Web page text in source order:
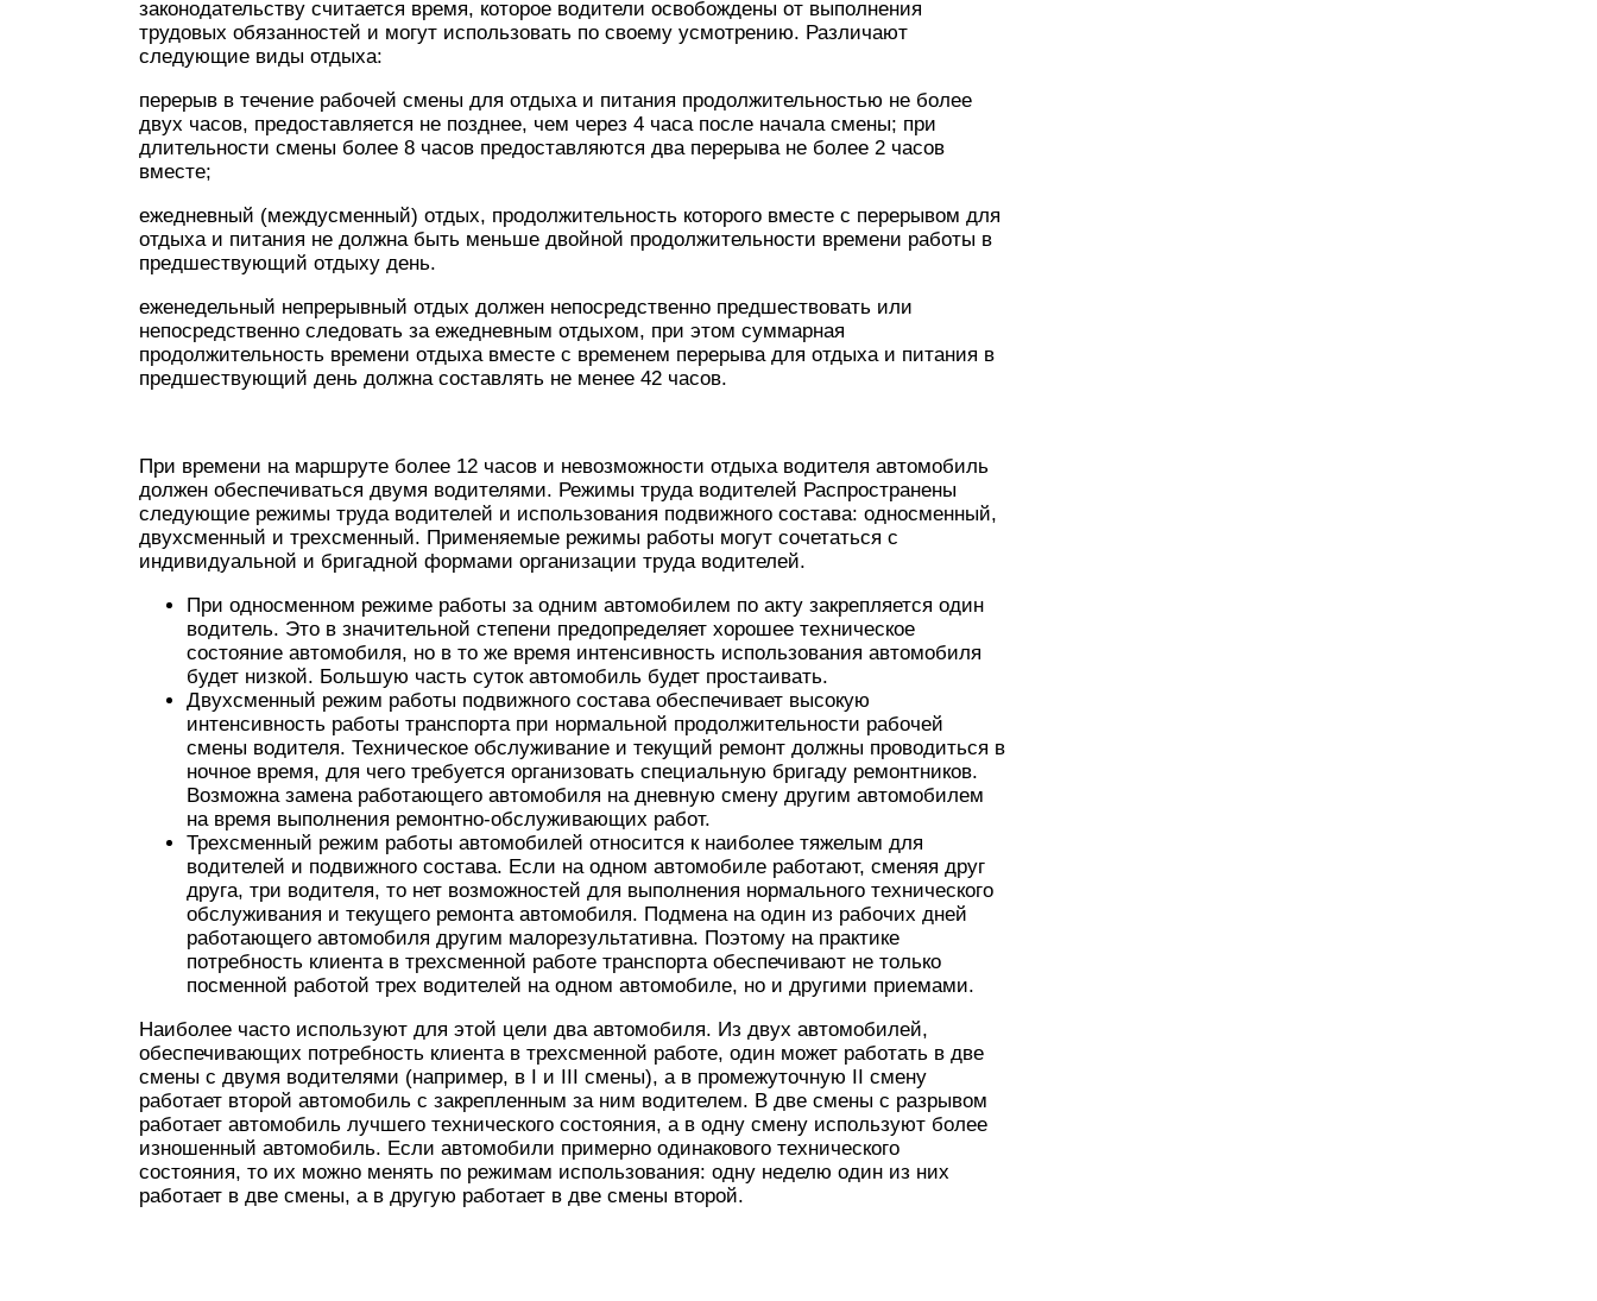
законодательству считается время, которое водители освобождены от выполнения
трудовых обязанностей и могут использовать по своему усмотрению. Различают
следующие виды отдыха:
перерыв в течение рабочей смены для отдыха и питания продолжительностью не более
двух часов, предоставляется не позднее, чем через 4 часа после начала смены; при
длительности смены более 8 часов предоставляются два перерыва не более 2 часов
вместе;
ежедневный (междусменный) отдых, продолжительность которого вместе с перерывом для
отдыха и питания не должна быть меньше двойной продолжительности времени работы в
предшествующий отдыху день.
еженедельный непрерывный отдых должен непосредственно предшествовать или
непосредственно следовать за ежедневным отдыхом, при этом суммарная
продолжительность времени отдыха вместе с временем перерыва для отдыха и питания в
предшествующий день должна составлять не менее 42 часов.
При времени на маршруте более 12 часов и невозможности отдыха водителя автомобиль
должен обеспечиваться двумя водителями. Режимы труда водителей Распространены
следующие режимы труда водителей и использования подвижного состава: односменный,
двухсменный и трехсменный. Применяемые режимы работы могут сочетаться с
индивидуальной и бригадной формами организации труда водителей.
При односменном режиме работы за одним автомобилем по акту закрепляется один
водитель. Это в значительной степени предопределяет хорошее техническое
состояние автомобиля, но в то же время интенсивность использования автомобиля
будет низкой. Большую часть суток автомобиль будет простаивать.
Двухсменный режим работы подвижного состава обеспечивает высокую
интенсивность работы транспорта при нормальной продолжительности рабочей
смены водителя. Техническое обслуживание и текущий ремонт должны проводиться в
ночное время, для чего требуется организовать специальную бригаду ремонтников.
Возможна замена работающего автомобиля на дневную смену другим автомобилем
на время выполнения ремонтно-обслуживающих работ.
Трехсменный режим работы автомобилей относится к наиболее тяжелым для
водителей и подвижного состава. Если на одном автомобиле работают, сменяя друг
друга, три водителя, то нет возможностей для выполнения нормального технического
обслуживания и текущего ремонта автомобиля. Подмена на один из рабочих дней
работающего автомобиля другим малорезультативна. Поэтому на практике
потребность клиента в трехсменной работе транспорта обеспечивают не только
посменной работой трех водителей на одном автомобиле, но и другими приемами.
Наиболее часто используют для этой цели два автомобиля. Из двух автомобилей,
обеспечивающих потребность клиента в трехсменной работе, один может работать в две
смены с двумя водителями (например, в I и III смены), а в промежуточную II смену
работает второй автомобиль с закрепленным за ним водителем. В две смены с разрывом
работает автомобиль лучшего технического состояния, а в одну смену используют более
изношенный автомобиль. Если автомобили примерно одинакового технического
состояния, то их можно менять по режимам использования: одну неделю один из них
работает в две смены, а в другую работает в две смены второй.